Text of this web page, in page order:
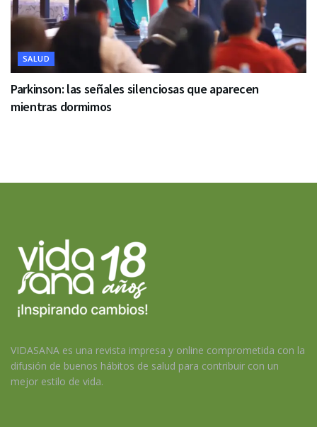
SALUD
Parkinson: las señales silenciosas que aparecen
mientras dormimos
VIDASANA es una revista impresa y online comprometida con la
difusión de buenos hábitos de salud para contribuir con un
mejor estilo de vida.